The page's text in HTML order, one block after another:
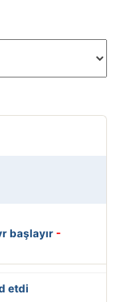
başlayır -
etdi